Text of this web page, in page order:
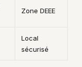
Zone DEEE
Local
sécurisé